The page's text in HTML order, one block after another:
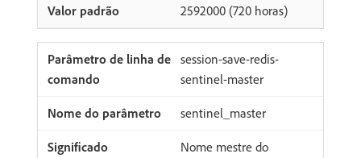
2592000 (720 horas)
session-save-redis-
sentinel-master
sentinel_master
Nome mestre do